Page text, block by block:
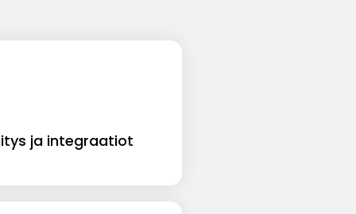
ja integraatiot